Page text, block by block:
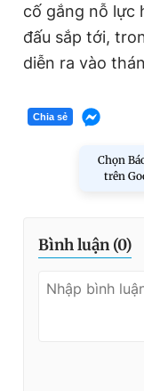
cố gắng nỗ lực
đấu sắp tới,
diễn ra vào
Chia sẻ
Chọn
trên
Bình luận (0)